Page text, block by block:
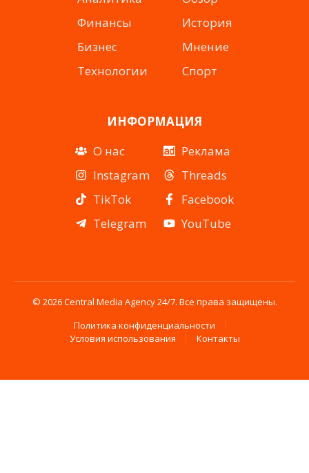
Финансы
Бизнес
Технологии
История
Мнение
Спорт
ИНФОРМАЦИЯ
О нас
Instagram
TikTok
Telegram
Реклама
Threads
Facebook
YouTube
© 2026 Central Media Agency 24/7. Все права защищены.
Политика конфиденциальности
Условия использования
Контакты